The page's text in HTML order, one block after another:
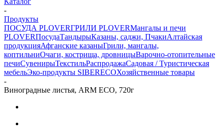
-
Продукты
ПОСУДА PLOVERГРИЛИ PLOVERМангалы и печи
PLOVERПосудаТандырыКазаны, саджи, ПчакиАлтайская
продукцияАфганские казаныГрили, мангалы,
коптильниОчаги, кострища, дровницыВарочно-отопительные
печиСувенирыТекстильРаспродажаСадовая / Туристическая
мебельЭко-продукты SIBERECOХозяйственные товары
-
Виноградные листья, ARM ECO, 720г